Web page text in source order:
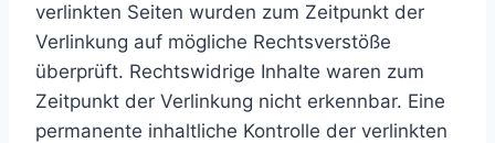
verlinkten Seiten wurden zum Zeitpunkt der
Verlinkung auf mögliche Rechtsverstöße
überprüft. Rechtswidrige Inhalte waren zum
Zeitpunkt der Verlinkung nicht erkennbar. Eine
permanente inhaltliche Kontrolle der verlinkten